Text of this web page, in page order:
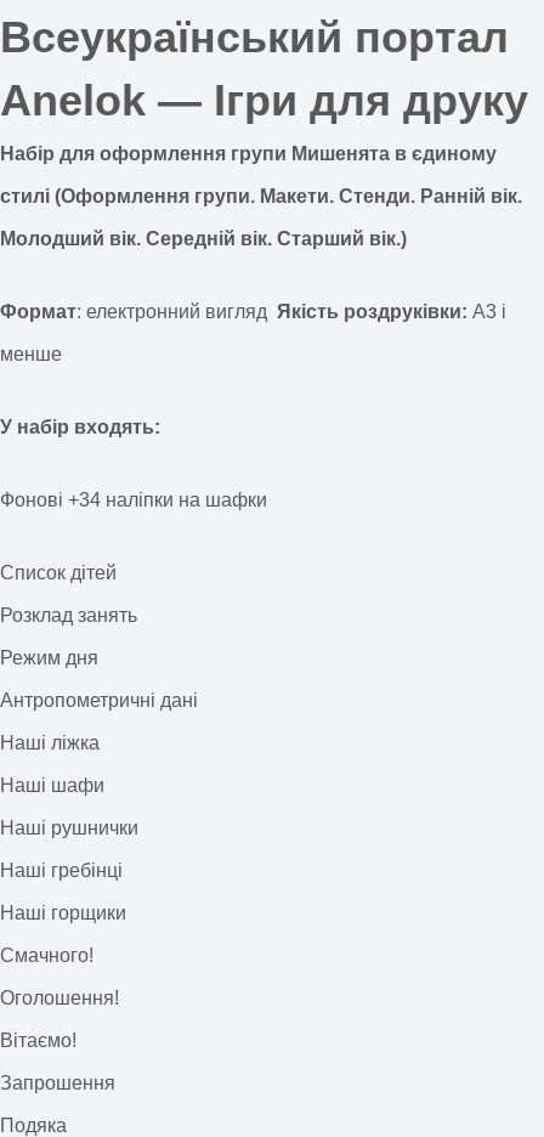
Всеукраїнський портал
Anelok — Ігри для друку
Набір для оформлення групи Мишенята в єдиному
стилі (Оформлення групи. Макети. Стенди. Ранній вік.
Молодший вік. Середній вік. Старший вік.)
Формат: електронний вигляд Якість роздруківки: А3 і
менше
У набір входять:
Фонові +34 наліпки на шафки
Список дітей
Розклад занять
Режим дня
Антропометричні дані
Наші ліжка
Наші шафи
Наші рушнички
Наші гребінці
Наші горщики
Смачного!
Оголошення!
Вітаємо!
Запрошення
Подяка